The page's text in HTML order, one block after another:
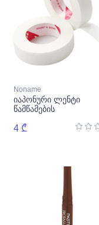
Noname
იაპონური ლენტი
წამწამების
4 ₾